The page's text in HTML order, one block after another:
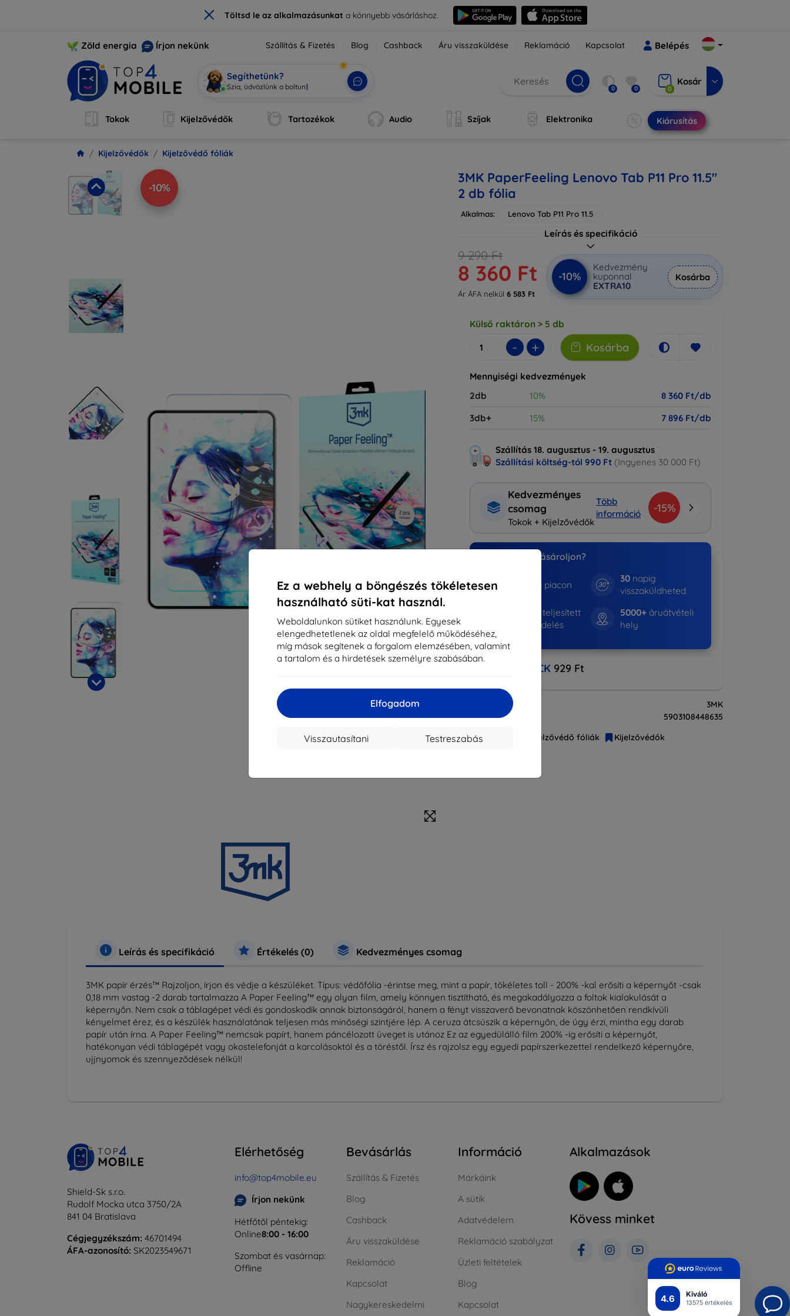
× Töltsd le az alkalmazásunkata könnyebb vásárláshoz.
4.6 Kiváló
13575 értékelés
Ez a webhely a böngészés tökéletesen
használható süti-kat használ.
Weboldalunkon sütiket használunk. Egyesek
elengedhetetlenek az oldal megfelelő működéséhez,
míg mások segítenek a forgalom elemzésében, valamint
a tartalom és a hirdetések személyre szabásában.
Elfogadom
Testreszabás
Visszautasítani
Zöld energia Írjon nekünk Szállítás & Fizetés Blog Cashback Áru visszaküldése Reklamáció Kapcsolat Belépés
Segíthetünk?
Mob 0 0 0
Kosár
Tokok Kijelzővédők Tartozékok Audio Szíjak Elektronika Kiárusítás
Kijelzővédők Kijelzővédő fóliák
-10%
3MK PaperFeeling Lenovo Tab P11 Pro 11.5"
2 db fólia
Alkalmas: Lenovo Tab P11 Pro 11.5
Leírás és specifikáció
9 290 Ft
8 360 Ft
Ár ÁFA nelkül 6 583 Ft
-10%
Kedvezmény
kuponnal
EXTRA10
Kosárba
Külső raktáron > 5 db
- + Kosárba
Mennyiségi kedvezmények
2db
10%
8 360 Ft/db
3db+
15% 7 896 Ft/db
Szállítás 18. augusztus - 19. augusztus
Szállítási költség-tól 990 Ft (Ingyenes 30 000 Ft)
Kedvezményes
csomag
Tokok + Kijelzővédők
Több
információ
-15%
Miért nálunk vásároljon?
éve a piacon
30napig
visszaküldheted
teljesített
megrendelés
5000+áruátvételi
hely
CASHBACK 929 Ft
3MK
EAN
5903108448635
Tartozékok
Kijelzővédő fóliák Kijelzővédők
Leírás és specifikáció Értékelés (0) Kedvezményes csomag
3MK papír érzés™ Rajzoljon, írjon és védje a készüléket. Típus: védőfólia -érintse meg, mint a papír, tökéletes toll - 200% -kal erősíti a képernyőt -csak
0,18 mm vastag -2 darab tartalmazza A Paper Feeling™ egy olyan film, amely könnyen tisztítható, és megakadályozza a foltok kialakulását a
képernyőn. Nem csak a táblagépet védi és gondoskodik annak biztonságáról, hanem a fényt visszaverő bevonatnak köszönhetően rendkívüli
kényelmet érez, és a készülék használatának teljesen más minőségi szintjére lép. A ceruza átcsúszik a képernyőn, de úgy érzi, mintha egy darab
papír után írna. A Paper Feeling™ nemcsak papírt, hanem páncélozott üveget is utánoz Ez az egyedülálló film 200% -ig erősíti a képernyőt,
hatékonyan védi táblagépét vagy okostelefonját a karcolásoktól és a töréstől. Írsz és rajzolsz egy egyedi papírszerkezettel rendelkező képernyőre,
ujjnyomok és szennyeződések nélkül!
Shield-Sk s.r.o.
Rudolf Mocka utca 3750/2A
841 04 Bratislava
Cégjegyzékszám: 46701494
ÁFA-azonosító: SK2023549671
Elérhetőség
info@top4mobile.eu
Írjon nekünk
Hétfőtől péntekig:
Online8:00 - 16:00
Szombat és vasárnap:
Offline
Bevásárlás
Szállítás & Fizetés
Blog
Cashback
Áru visszaküldése
Reklamáció
Kapcsolat
Nagykereskedelmi
Információ
Márkáink
A sütik
Adatvédelem
Reklamáció szabályzat
Üzleti feltételek
Blog
Kapcsolat
Alkalmazások
Kövess minket